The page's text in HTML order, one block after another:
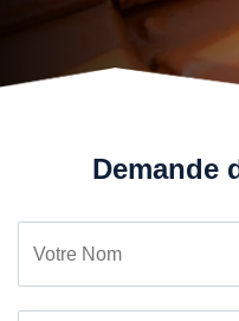
Demande